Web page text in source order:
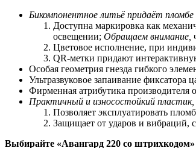
Бикомпонентное литьё придаёт
Доступна маркировка как
освещении; Обращаем внимание,
Цветовое исполнение, при
QR-метки придают
Особая геометрия гнезда гибкого
Ультразвуковое запаивание
Фирменная атрибутика производителя
Практичный и износостойкий
Позволяет эксплуатировать
Защищает от ударов и вибраций,
Выбирайте «Авангард 220 со штрихкодом»